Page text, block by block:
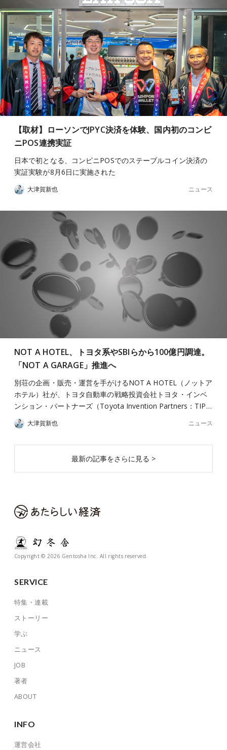
【取材】ローソンでJPYC決済を体験、国内初のコンビ
ニPOS連携実証
日本で初となる、コンビニPOSでのステーブルコイン決済の
実証実験が8月6日に実施された
大津賀新也 ニュース
NOT A HOTEL、トヨタ系やSBIらから100億円調達。
「NOT A GARAGE」推進へ
別荘の企画・販売・運営を手がけるNOT A HOTEL（ノットア
ホテル）社が、トヨタ自動車の戦略投資会社トヨタ・インベ
ンション・パートナーズ（Toyota Invention Partners：TIP…
大津賀新也 ニュース
最新の記事をさらに見る >
Copyright © 2026 Gentosha Inc. All rights reserved.
SERVICE
特集・連載
ストーリー
学ぶ
ニュース
JOB
著者
ABOUT
INFO
運営会社